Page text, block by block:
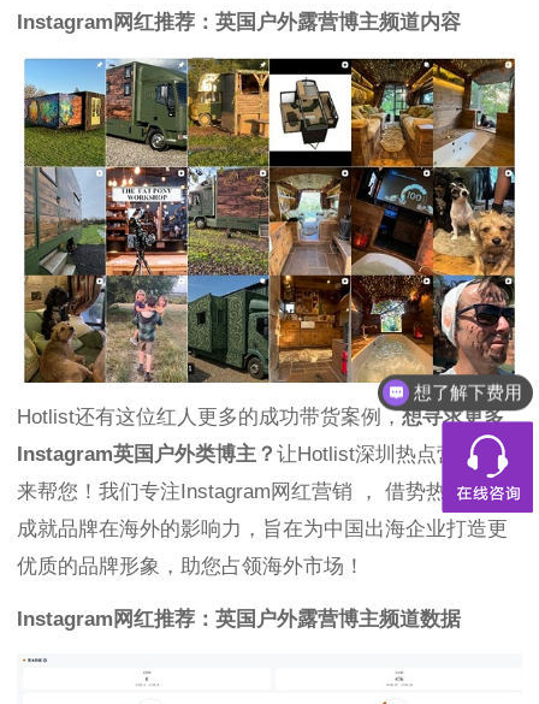
Instagram网红推荐：英国户外露营博主频道内容
Hotlist还有这位红人更多的成功带货案例，想寻求更多
Instagram英国户外类博主？ 让Hotlist深圳热点营销公司
来帮您！我们专注Instagram网红营销 ， 借势热点帮您
成就品牌在海外的影响力，旨在为中国出海企业打造更
优质的品牌形象，助您占领海外市场！
Instagram网红推荐：英国户外露营博主频道数据
想了解下费用